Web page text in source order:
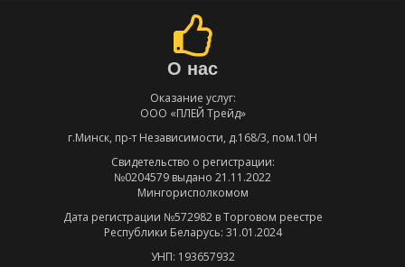
О нас
Оказание услуг:
ООО «ПЛЕЙ Трейд»
г.Минск, пр-т Независимости, д.168/3, пом.10Н
Свидетельство о регистрации:
№0204579 выдано 21.11.2022
Мингорисполкомом
Дата регистрации №572982 в Торговом реестре
Республики Беларусь: 31.01.2024
УНП: 193657932